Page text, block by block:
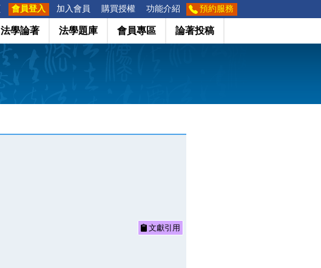
會員登入 加入會員 購買授權 功能介紹 預約服務
法學論著 法學題庫 會員專區 論著投稿
文獻引用